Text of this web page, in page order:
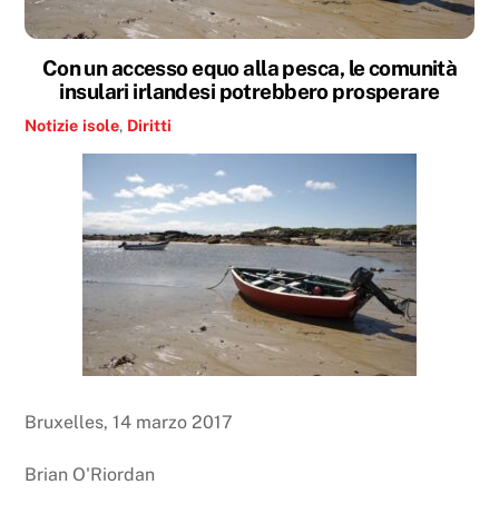
Con un accesso equo alla pesca, le comunità
insulari irlandesi potrebbero prosperare
Notizie isole, Diritti
Bruxelles, 14 marzo 2017
Brian O'Riordan